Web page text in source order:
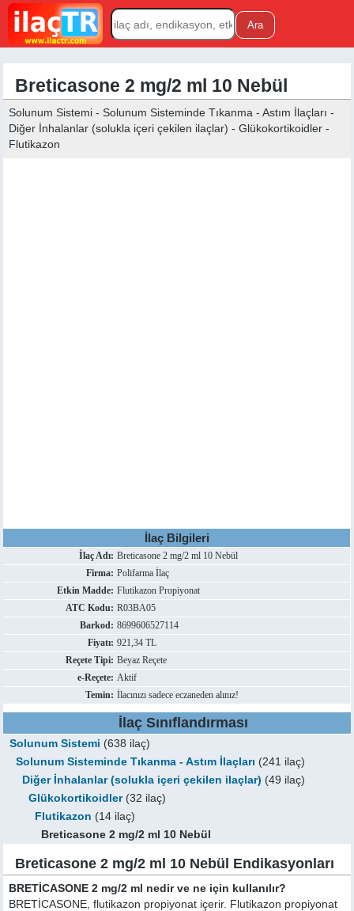
Breticasone 2 mg/2 ml 10 Nebül
Solunum Sistemi - Solunum Sisteminde Tıkanma - Astım İlaçları -
Diğer İnhalanlar (solukla içeri çekilen ilaçlar) - Glükokortikoidler -
Flutikazon
İlaç Bilgileri
İlaç Adı: Breticasone 2 mg/2 ml 10 Nebül
Firma: Polifarma İlaç
Etkin Madde: Flutikazon Propiyonat
ATC Kodu: R03BA05
Barkod: 8699606527114
Fiyatı: 921,34 TL
Reçete Tipi: Beyaz Reçete
e-Reçete: Aktif
Temin: İlacınızı sadece eczaneden alınız!
İlaç Sınıflandırması
Solunum Sistemi (638 ilaç)
Solunum Sisteminde Tıkanma - Astım İlaçları (241 ilaç)
Diğer İnhalanlar (solukla içeri çekilen ilaçlar) (49 ilaç)
Glükokortikoidler(32 ilaç)
Flutikazon (14 ilaç)
Breticasone 2 mg/2 ml 10 Nebül
Breticasone 2 mg/2 ml 10 Nebül Endikasyonları
BRETİCASONE 2 mg/2 ml nedir ve ne için kullanılır?
BRETİCASONE, flutikazon propiyonat içerir. Flutikazon propiyonat